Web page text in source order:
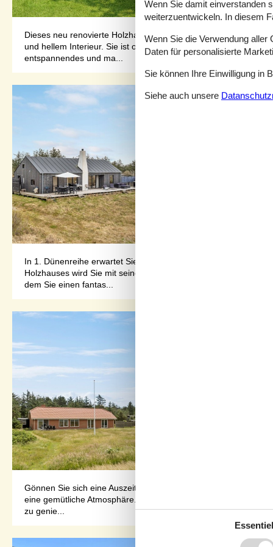
Dieses neu renovierte Holzhaus liegt auf einem
und hellem Interieur. Sie ist offen zur Essabteilung und der
entspannendes und ma...
In 1. Dünenreihe erwartet Sie dieses stilvolle Ferienhaus, wo
Holzhauses wird Sie mit seiner Gemütlichkeit und schönen
dem Sie einen fantas...
Gönnen Sie sich eine Auszeit vom Alltag und genießen Sie
eine gemütliche Atmosphäre. Das ansprechend gestaltete
zu genie...
Wenn Sie damit einverstanden
weiterzuentwickeln. In diesem
Wenn Sie die Verwendung
Daten für personalisierte
Sie können Ihre Einwilligung in
Siehe auch unsere